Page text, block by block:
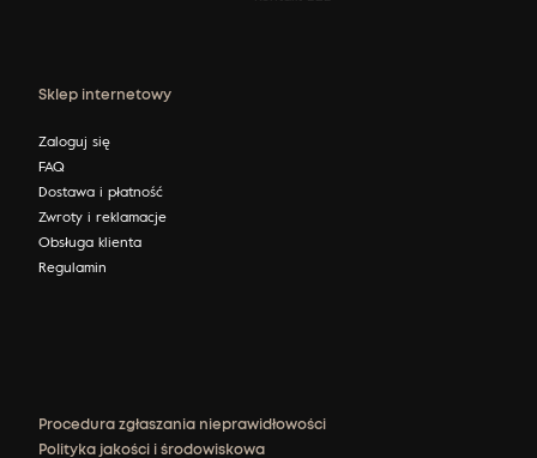
Sklep internetowy
Zaloguj się
FAQ
Dostawa i płatność
Zwroty i reklamacje
Obsługa klienta
Regulamin
Procedura zgłaszania nieprawidłowości
Polityka jakości i środowiskowa